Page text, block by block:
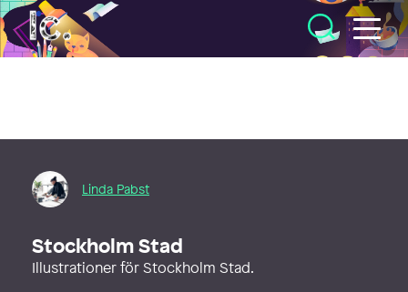
Illustratörcentrum
Linda Pabst
Stockholm Stad
Illustrationer för Stockholm Stad.